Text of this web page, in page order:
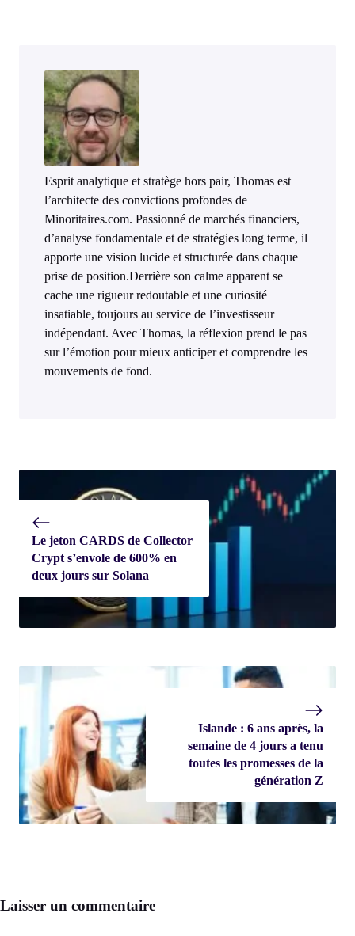
Esprit analytique et stratège hors pair, Thomas est
l’architecte des convictions profondes de
Minoritaires.com. Passionné de marchés financiers,
d’analyse fondamentale et de stratégies long terme, il
apporte une vision lucide et structurée dans chaque
prise de position.Derrière son calme apparent se
cache une rigueur redoutable et une curiosité
insatiable, toujours au service de l’investisseur
indépendant. Avec Thomas, la réflexion prend le pas
sur l’émotion pour mieux anticiper et comprendre les
mouvements de fond.
Le jeton CARDS de Collector
Crypt s’envole de 600% en
deux jours sur Solana
Islande : 6 ans après, la
semaine de 4 jours a tenu
toutes les promesses de la
génération Z
Laisser un commentaire